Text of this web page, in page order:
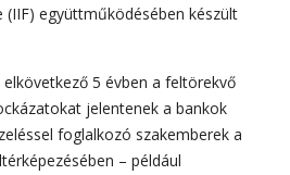
együttműködésében készült
5 évben a feltörekvő
jelentenek a bankok
foglalkozó szakemberek a
– például